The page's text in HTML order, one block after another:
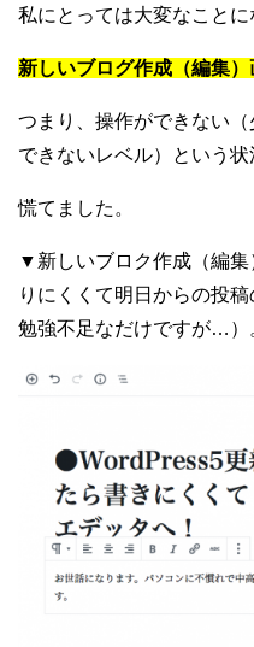
私にとっては大変なことに
新しいブログ作成（編集
つまり、操作ができない
できないレベル）という
慌てました。
▼新しいブロク作成（編
りにくくて明日からの投
勉強不足なだけですが…）